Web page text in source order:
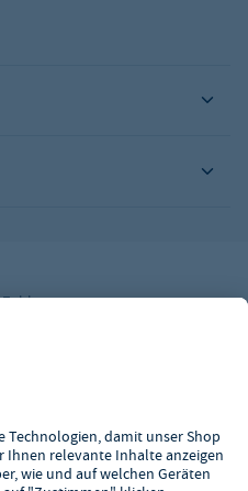
Herstellers
anderen Aktionen oder